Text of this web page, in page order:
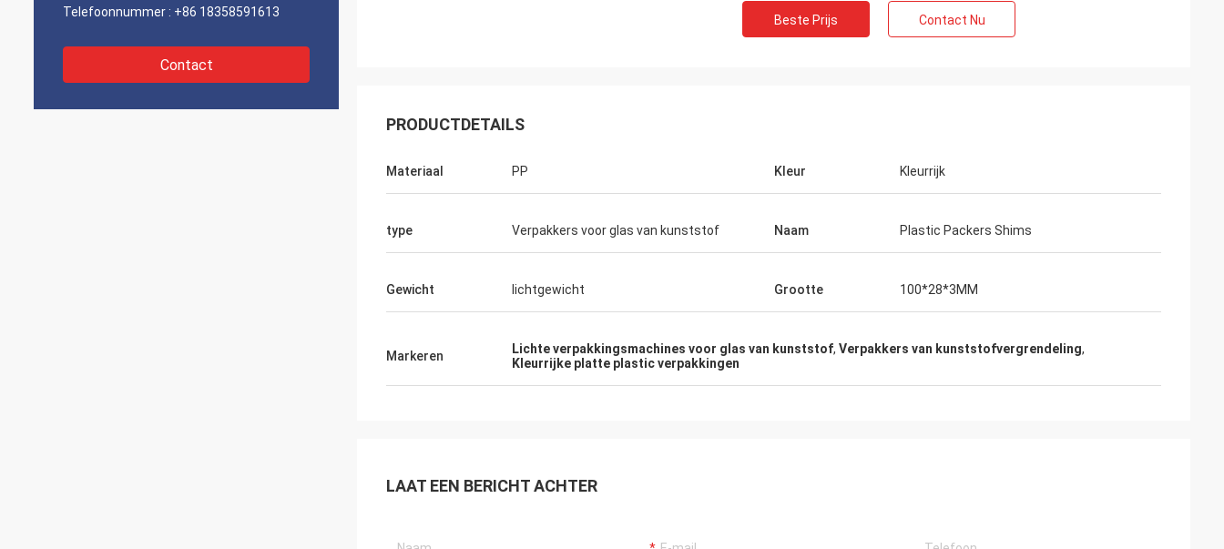
Telefoonnummer : +86 18358591613
Contact
Beste Prijs Contact Nu
PRODUCTDETAILS
Materiaal PP Kleur Kleurrijk
type Verpakkers voor glas van kunststof Naam Plastic Packers Shims
Gewicht lichtgewicht Grootte 100*28*3MM
Markeren Lichte verpakkingsmachines voor glas van kunststof, Verpakkers van kunststofvergrendeling,
Kleurrijke platte plastic verpakkingen
LAAT EEN BERICHT ACHTER